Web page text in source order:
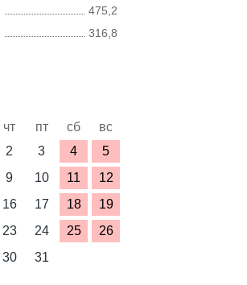
475,2
316,8
чт пт сб
вс
2 3 4
5
9 10 11
12
16 17 18
19
23 24 25
26
30 31